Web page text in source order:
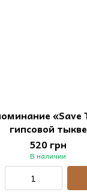
«Save
гипсовой тыкве
520 грн
В наличии